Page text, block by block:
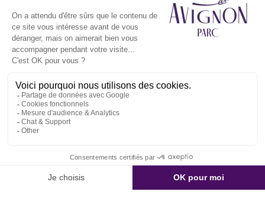
Längengrad : 4.913100466548784
Artikel
Ihre Osterferien
Ihre Maiferien
Himmelfahrtswochenende
Folgen Sie Uns